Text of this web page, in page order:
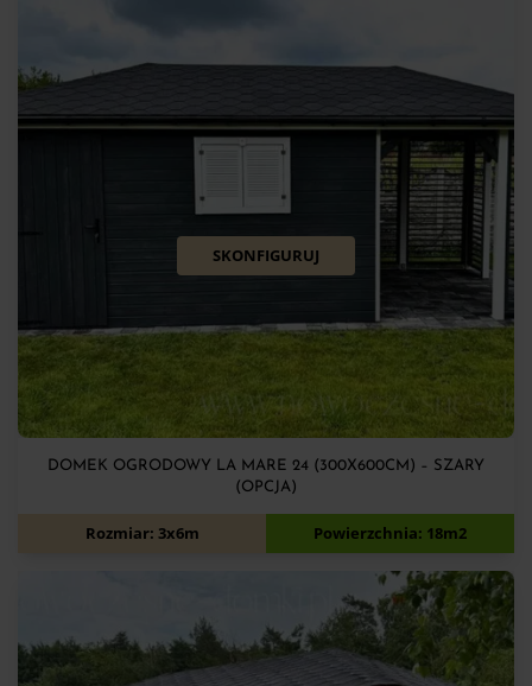
SKONFIGURUJ
DOMEK OGRODOWY LA MARE 24 (300X600CM) – SZARY
(OPCJA)
12 070zł
Rozmiar: 3x6m Powierzchnia: 18m2